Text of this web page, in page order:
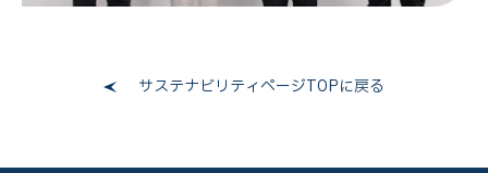
サステナビリティページTOPに戻る